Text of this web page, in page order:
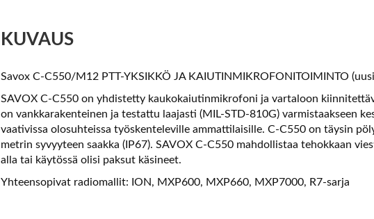
KUVAUS
Savox C-C550/M12 PTT-YKSIKKÖ JA KAIUTINMIKROFONITOIMINTO
SAVOX C-C550 on yhdistetty kaukokaiutinmikrofoni ja vartaloon
on vankkarakenteinen ja testattu laajasti (MIL-STD-810G) varmistaakseen
vaativissa olosuhteissa työskenteleville ammattilaisille. C-C550 on täysin
metrin syvyyteen saakka (IP67). SAVOX C-C550 mahdollistaa tehokkaan
alla tai käytössä olisi paksut käsineet.
Yhteensopivat radiomallit: ION, MXP600, MXP660, MXP7000, R7-sarja